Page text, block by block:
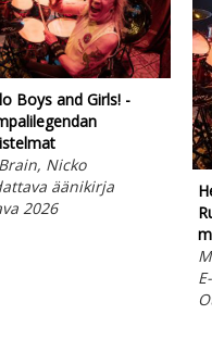
Boys and Girls! -
Nicko
äänikirja
2026